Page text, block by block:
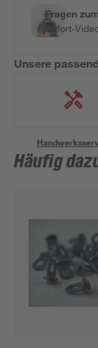
Fragen
Sofort-
Unsere
Häufig